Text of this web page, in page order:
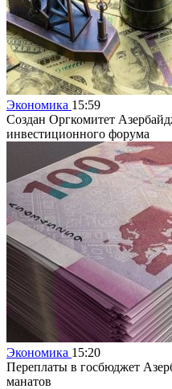
Экономика 15:59
Создан Оргкомитет
инвестиционного форума
Экономика 15:20
Переплаты в госбюджет
манатов